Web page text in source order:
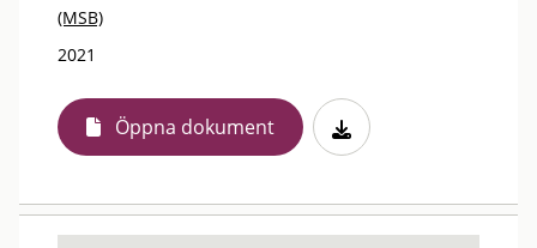
(MSB)
2021
Öppna dokument